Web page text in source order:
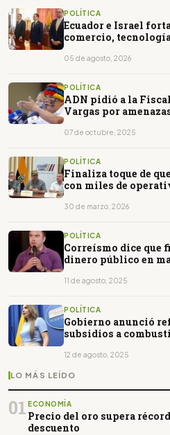
POLÍTICA
Ecuador e Israel
comercio,
05 de agosto, 2026
POLÍTICA
ADN pidió a la
Vargas por
07 de octubre, 2025
POLÍTICA
Finaliza toque de
con miles de
30 de marzo, 2026
POLÍTICA
Correísmo dice que
dinero público en
11 de agosto, 2025
POLÍTICA
Gobierno anunció
subsidios a
12 de agosto, 2025
LO MÁS LEÍDO
01 ECONOMÍA
Precio del oro supera
descuento